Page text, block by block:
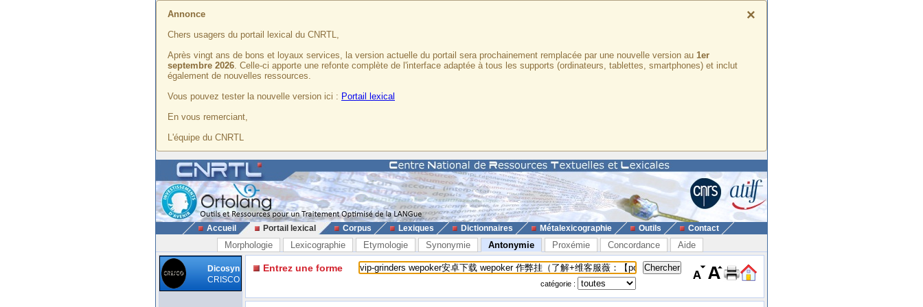
×
Annonce
Chers usagers du portail lexical du CNRTL,
Après vingt ans de bons et loyaux services, la version actuelle du portail sera prochainement remplacée par une nouvelle version au 1er
septembre 2026. Celle-ci apporte une refonte complète de l'interface adaptée à tous les supports (ordinateurs, tablettes, smartphones) et inclut
également de nouvelles ressources.
Vous pouvez tester la nouvelle version ici : Portail lexical
En vous remerciant,
L'équipe du CNRTL
Accueil Portail lexical Corpus Lexiques Dictionnaires Métalexicographie Outils Contact
Morphologie Lexicographie Etymologie Synonymie Antonymie Proxémie Concordance Aide
Dicosyn
CRISCO
Entrez une forme
catégorie :